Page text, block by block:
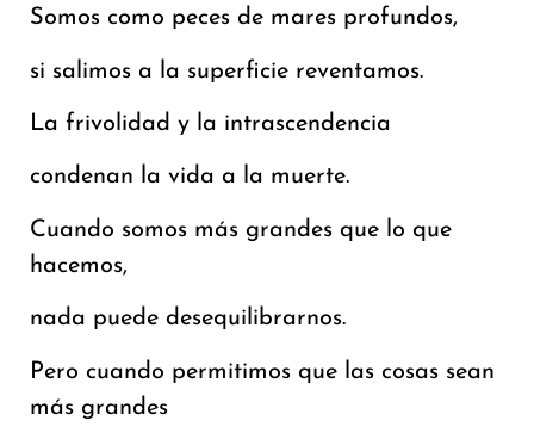
Somos como peces de mares profundos,
si salimos a la superficie reventamos.
La frivolidad y la intrascendencia
condenan la vida a la muerte.
Cuando somos más grandes que lo que
hacemos,
nada puede desequilibrarnos.
Pero cuando permitimos que las cosas sean
más grandes